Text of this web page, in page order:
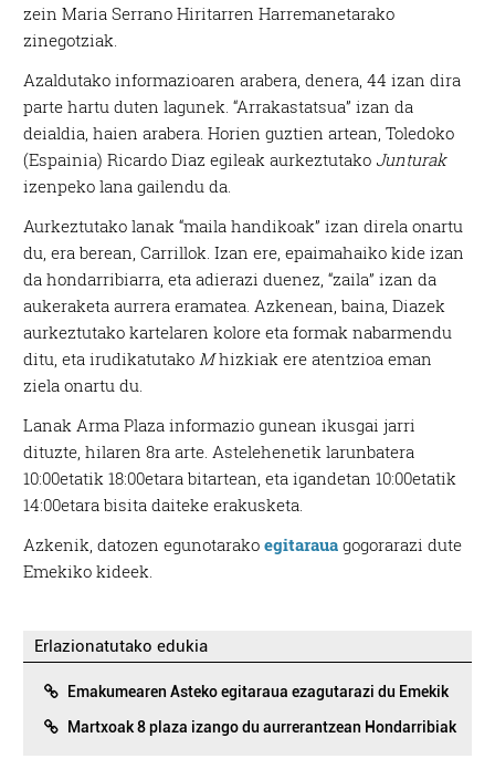
zein Maria Serrano Hiritarren Harremanetarako
zinegotziak.
Azaldutako informazioaren arabera, denera, 44 izan dira
parte hartu duten lagunek. “Arrakastatsua” izan da
deialdia, haien arabera. Horien guztien artean, Toledoko
(Espainia) Ricardo Diaz egileak aurkeztutako Junturak
izenpeko lana gailendu da.
Aurkeztutako lanak “maila handikoak” izan direla onartu
du, era berean, Carrillok. Izan ere, epaimahaiko kide izan
da hondarribiarra, eta adierazi duenez, “zaila” izan da
aukeraketa aurrera eramatea. Azkenean, baina, Diazek
aurkeztutako kartelaren kolore eta formak nabarmendu
ditu, eta irudikatutako Mhizkiak ere atentzioa eman
ziela onartu du.
Lanak Arma Plaza informazio gunean ikusgai jarri
dituzte, hilaren 8ra arte. Astelehenetik larunbatera
10:00etatik 18:00etara bitartean, eta igandetan 10:00etatik
14:00etara bisita daiteke erakusketa.
Azkenik, datozen egunotarakoegitaraua gogorarazi dute
Emekiko kideek.
Erlazionatutako edukia
Emakumearen Asteko egitaraua ezagutarazi du Emekik
Martxoak 8 plaza izango du aurrerantzean Hondarribiak